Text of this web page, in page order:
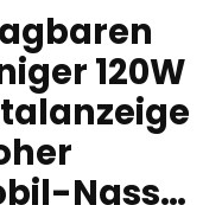
120W
Nass…